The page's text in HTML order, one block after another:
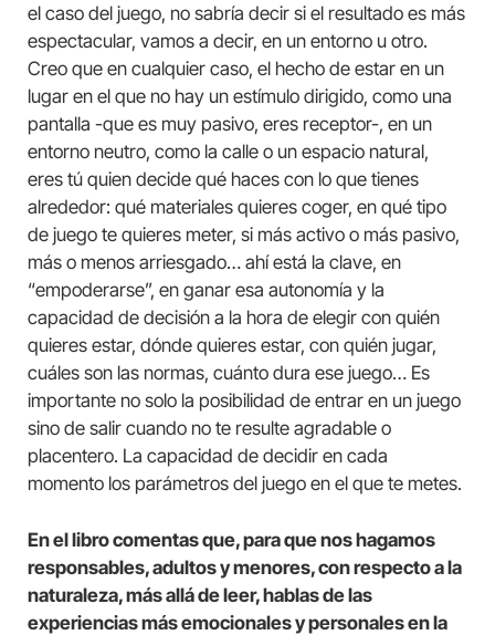
el caso del juego, no sabría decir si el resultado es más
espectacular, vamos a decir, en un entorno u otro.
Creo que en cualquier caso, el hecho de estar en un
lugar en el que no hay un estímulo dirigido, como una
pantalla -que es muy pasivo, eres receptor-, en un
entorno neutro, como la calle o un espacio natural,
eres tú quien decide qué haces con lo que tienes
alrededor: qué materiales quieres coger, en qué tipo
de juego te quieres meter, si más activo o más pasivo,
más o menos arriesgado… ahí está la clave, en
“empoderarse”, en ganar esa autonomía y la
capacidad de decisión a la hora de elegir con quién
quieres estar, dónde quieres estar, con quién jugar,
cuáles son las normas, cuánto dura ese juego… Es
importante no solo la posibilidad de entrar en un juego
sino de salir cuando no te resulte agradable o
placentero. La capacidad de decidir en cada
momento los parámetros del juego en el que te metes.
En el libro comentas que, para que nos hagamos
responsables, adultos y menores, con respecto a la
naturaleza, más allá de leer, hablas de las
experiencias más emocionales y personales en la